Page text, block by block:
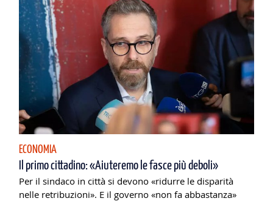
ECONOMIA
Il primo cittadino: «Aiuteremo le fasce più deboli»
Per il sindaco in città si devono «ridurre le disparità
nelle retribuzioni». E il governo «non fa abbastanza»